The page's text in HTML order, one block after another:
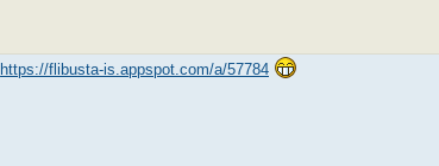
https://flibusta-is.appspot.com/a/57784